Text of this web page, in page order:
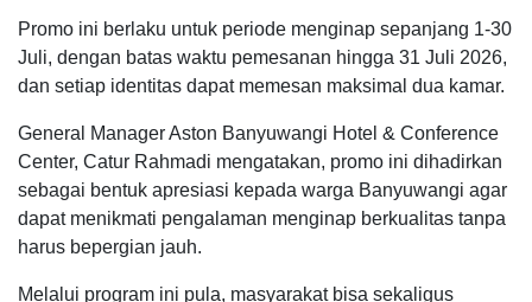
Promo ini berlaku untuk periode menginap sepanjang 1-30
Juli, dengan batas waktu pemesanan hingga 31 Juli 2026,
dan setiap identitas dapat memesan maksimal dua kamar.
General Manager Aston Banyuwangi Hotel & Conference
Center, Catur Rahmadi mengatakan, promo ini dihadirkan
sebagai bentuk apresiasi kepada warga Banyuwangi agar
dapat menikmati pengalaman menginap berkualitas tanpa
harus bepergian jauh.
Melalui program ini pula, masyarakat bisa sekaligus